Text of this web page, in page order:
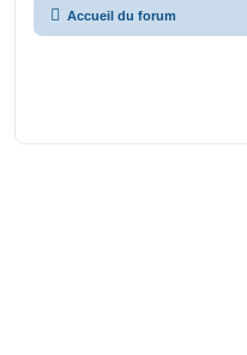
Accueil du forum